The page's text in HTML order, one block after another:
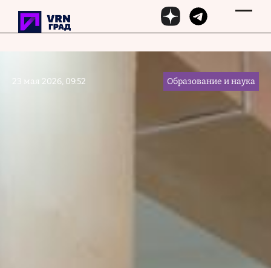
Перейти к основному содержанию
23 мая 2026, 09:52 Образование и наука